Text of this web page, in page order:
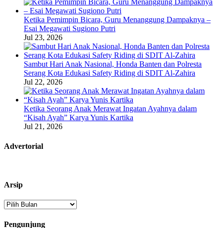
Ketika Pemimpin Bicara, Guru Menanggung Dampaknya –
Esai Megawati Sugiono Putri
Jul 23, 2026
Sambut Hari Anak Nasional, Honda Banten dan Polresta
Serang Kota Edukasi Safety Riding di SDIT Al-Zahira
Jul 22, 2026
Ketika Seorang Anak Merawat Ingatan Ayahnya dalam
“Kisah Ayah” Karya Yunis Kartika
Jul 21, 2026
Advertorial
Arsip
Arsip
Pengunjung